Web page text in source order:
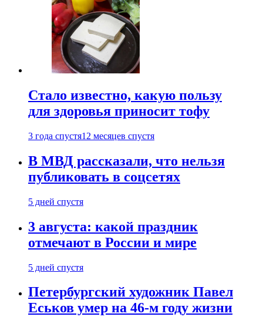
Стало известно, какую пользу
для здоровья приносит тофу
3 года спустя12 месяцев спустя
В МВД рассказали, что нельзя
публиковать в соцсетях
5 дней спустя
3 августа: какой праздник
отмечают в России и мире
5 дней спустя
Петербургский художник Павел
Еськов умер на 46-м году жизни